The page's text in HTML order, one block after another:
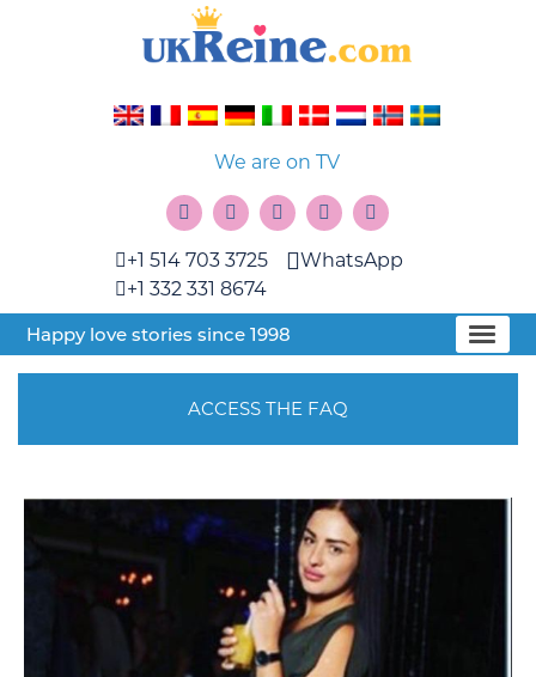
We are on TV
+1 514 703 3725
+1 332 331 8674
WhatsApp
Happy love stories since 1998
ACCESS THE FAQ